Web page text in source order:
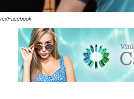
Facebook